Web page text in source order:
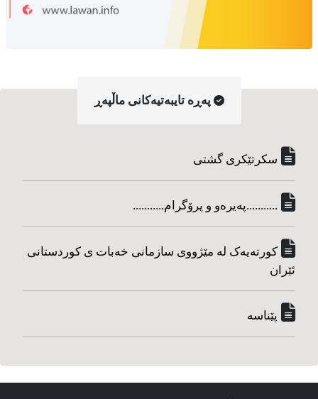
په‌ڕه‌ تایبه‌تیه‌کانی ماڵپه‌ڕ
سکرتێکری گشتی
...........په‌یره‌و و پرۆگرام...........
کورته‌یه‌ک له مێژووی سازمانی خه‌بات ی کوردستانی
ئێران
پێناسه‌